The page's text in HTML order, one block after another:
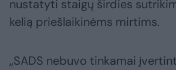
nustatyti staigų širdies
kelią priešlaikinėms mirtims.
„SADS nebuvo tinkamai